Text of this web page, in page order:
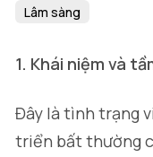
Lâm sàng
1. Khái niệm và
Đây là tình trạng
triển bất thường